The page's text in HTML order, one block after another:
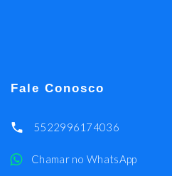
Fale Conosco
5522996174036
Chamar no WhatsApp